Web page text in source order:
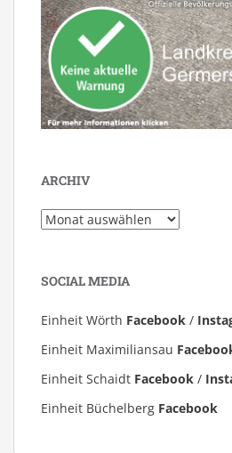
ARCHIV
Archiv
SOCIAL MEDIA
Einheit Wörth Facebook /
Einheit Maximiliansau
Einheit Schaidt Facebook /
Einheit Büchelberg Facebook